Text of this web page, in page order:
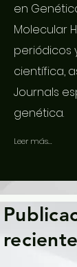
en
Molecular
periódicos
científica,
Journals
genética.
Leer más...